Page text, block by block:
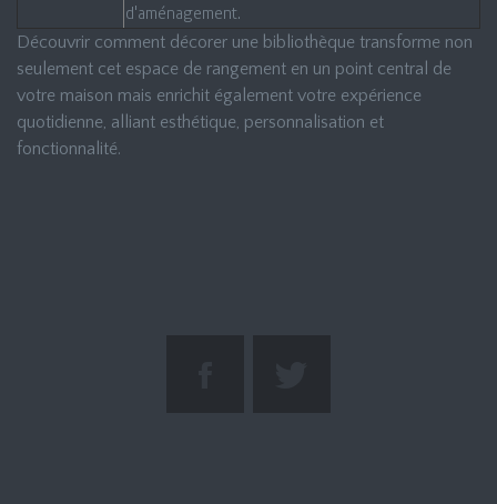
d'aménagement.
Découvrir comment décorer une bibliothèque transforme non
seulement cet espace de rangement en un point central de
votre maison mais enrichit également votre expérience
quotidienne, alliant esthétique, personnalisation et
fonctionnalité.